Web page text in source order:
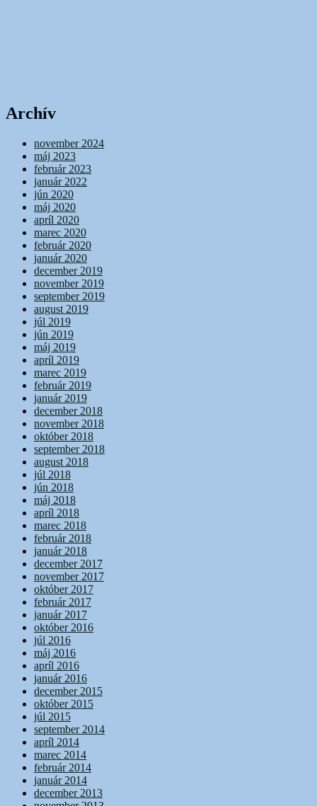
Archív
november 2024
máj 2023
február 2023
január 2022
jún 2020
máj 2020
apríl 2020
marec 2020
február 2020
január 2020
december 2019
november 2019
september 2019
august 2019
júl 2019
jún 2019
máj 2019
apríl 2019
marec 2019
február 2019
január 2019
december 2018
november 2018
október 2018
september 2018
august 2018
júl 2018
jún 2018
máj 2018
apríl 2018
marec 2018
február 2018
január 2018
december 2017
november 2017
október 2017
február 2017
január 2017
október 2016
júl 2016
máj 2016
apríl 2016
január 2016
december 2015
október 2015
júl 2015
september 2014
apríl 2014
marec 2014
február 2014
január 2014
december 2013